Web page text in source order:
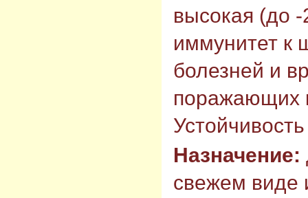
высокая (до
иммунитет к
болезней и
поражающих
Назначение:
свежем виде